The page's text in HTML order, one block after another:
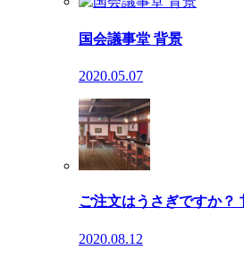
国会議事堂 背景
2020.05.07
ご注文はうさぎですか？
2020.08.12